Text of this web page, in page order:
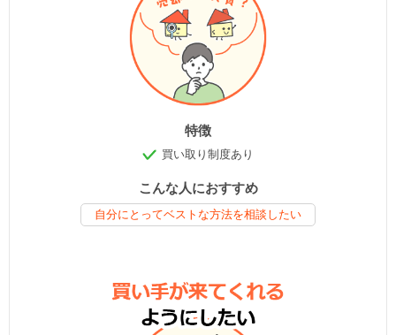
特徴
買い取り制度あり
こんな人におすすめ
自分にとってベストな方法を相談したい